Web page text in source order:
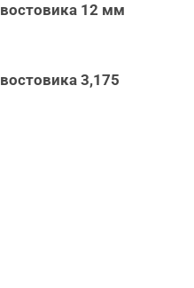
12 мм
3,175